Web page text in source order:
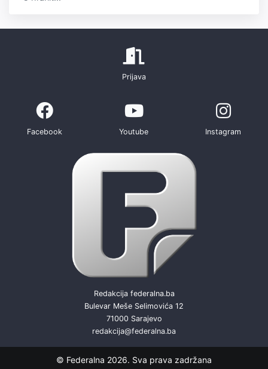
Prijava
Facebook Youtube Instagram
Redakcija federalna.ba
Bulevar Meše Selimovića 12
71000 Sarajevo
redakcija@federalna.ba
© Federalna 2026. Sva prava zadržana